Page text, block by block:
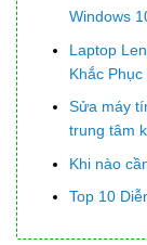
Windows
Laptop
Khắc
Sửa máy
trung tâm
Khi nào
Top 10